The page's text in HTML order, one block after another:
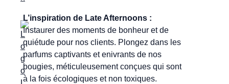
L’inspiration de Late Afternoons :
Instaurer des moments de bonheur et de
quiétude pour nos clients. Plongez dans les
parfums captivants et enivrants de nos
bougies, méticuleusement conçues qui sont
à la fois écologiques et non toxiques.